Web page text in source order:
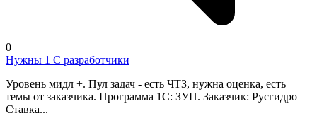
0
Нужны 1 С разработчики
Уровень мидл +. Пул задач - есть ЧТЗ, нужна оценка, есть
темы от заказчика. Программа 1С: ЗУП. Заказчик: Русгидро
Ставка...